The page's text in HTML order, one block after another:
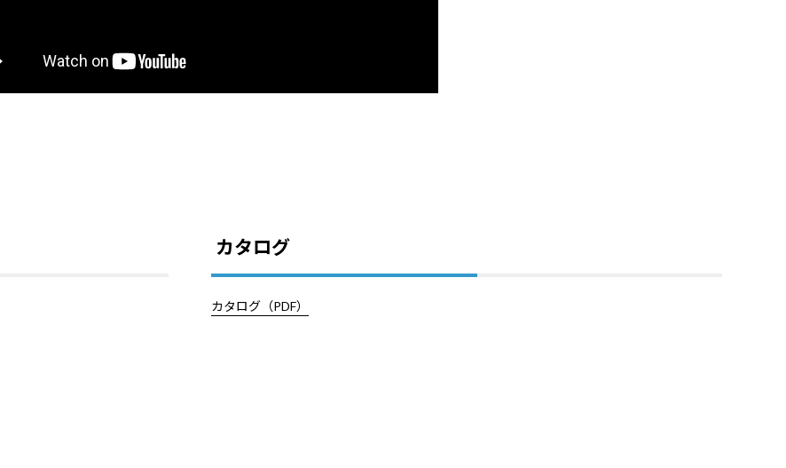
カタログ
カタログ（PDF）